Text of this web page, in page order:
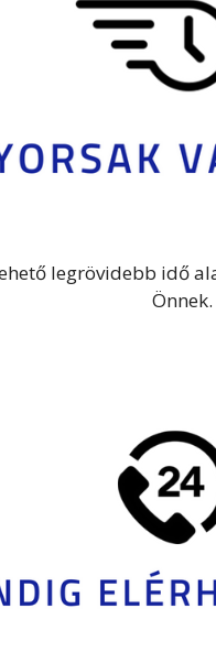
legrövidebb idő
Önnek.